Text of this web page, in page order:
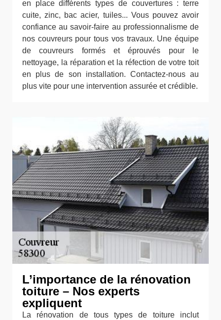
en place différents types de couvertures : terre
cuite, zinc, bac acier, tuiles... Vous pouvez avoir
confiance au savoir-faire au professionnalisme de
nos couvreurs pour tous vos travaux. Une équipe
de couvreurs formés et éprouvés pour le
nettoyage, la réparation et la réfection de votre toit
en plus de son installation. Contactez-nous au
plus vite pour une intervention assurée et crédible.
L’importance de la rénovation
toiture – Nos experts
expliquent
La rénovation de tous types de toiture inclut